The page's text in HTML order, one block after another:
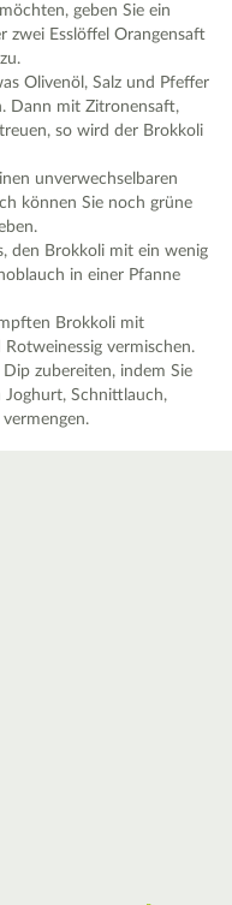
geben Sie ein
zwei Esslöffel Orangensaft
Olivenöl, Salz und Pfeffer
Dann mit Zitronensaft,
so wird der Brokkoli
unverwechselbaren
können Sie noch grüne
den Brokkoli mit ein wenig
in einer Pfanne
Brokkoli mit
Rotweinessig vermischen.
zubereiten, indem Sie
Schnittlauch,